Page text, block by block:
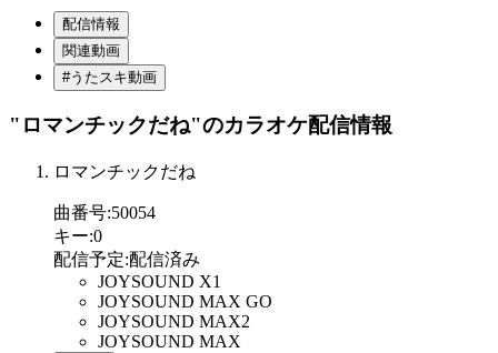
配信情報
関連動画
#うたスキ動画
"ロマンチックだね"のカラオケ配信情報
ロマンチックだね
曲番号:50054
キー:0
配信予定:配信済み
JOYSOUND X1
JOYSOUND MAX GO
JOYSOUND MAX2
JOYSOUND MAX